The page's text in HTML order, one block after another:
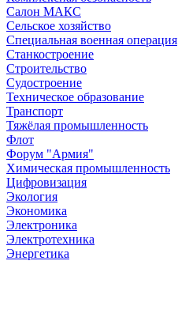
Салон МАКС
Сельское хозяйство
Специальная военная операция
Станкостроение
Строительство
Судостроение
Техническое образование
Транспорт
Тяжёлая промышленность
Флот
Форум "Армия"
Химическая промышленность
Цифровизация
Экология
Экономика
Электроника
Электротехника
Энергетика